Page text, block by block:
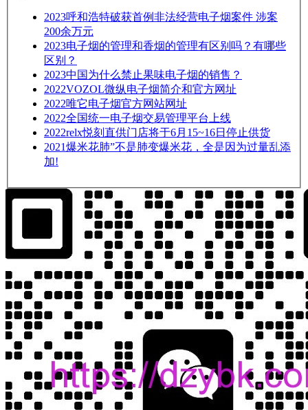
2023呼和浩特破获首例非法经营电子烟案件 涉案
200余万元
2023电子烟的管理和香烟的管理有区别吗？有哪些
区别？
2023中国为什么禁止果味电子烟的销售？
2022VOZOL微纵电子烟简介和官方网址
2022唯它电子烟官方网站网址
2022全国统一电子烟交易管理平台上线
2022relx悦刻直供门店将于6月15~16日停止供货
2021爆米花肺”不是肺变爆米花，全是因为过量乱添
加!